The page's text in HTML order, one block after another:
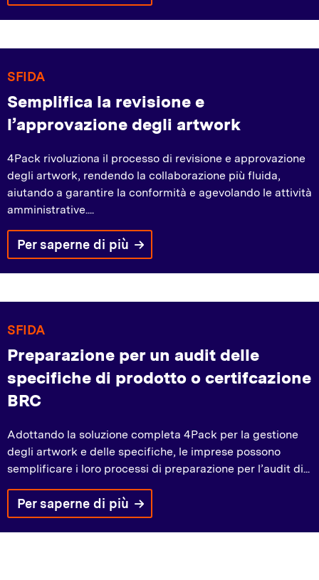
SFIDA
Semplifica la revisione e
l’approvazione degli artwork
4Pack rivoluziona il processo di revisione e approvazione
degli artwork, rendendo la collaborazione più fluida,
aiutando a garantire la conformità e agevolando le attività
amministrative....
Per saperne di più
SFIDA
Preparazione per un audit delle
specifiche di prodotto o certifcazione
BRC
Adottando la soluzione completa 4Pack per la gestione
degli artwork e delle specifiche, le imprese possono
semplificare i loro processi di preparazione per l’audit di...
Per saperne di più